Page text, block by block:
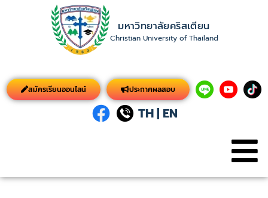
มหาวิทยาลัยคริสเตียน
Christian University of Thailand
สมัครเรียนออนไลน์ ประกาศผลสอบ
TH| EN